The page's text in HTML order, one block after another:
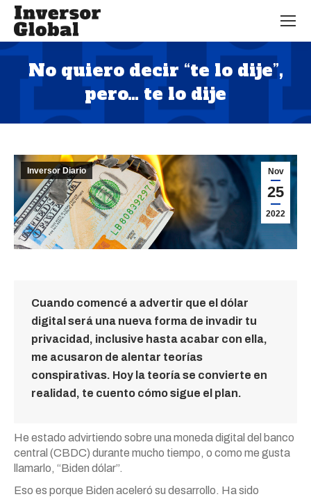
No quiero decir “te lo dije”,
pero… te lo dije
Estás aquí:
Nov
25
2022
Inversor Diario
Cuando comencé a advertir que el dólar
digital será una nueva forma de invadir tu
privacidad, inclusive hasta acabar con ella,
me acusaron de alentar teorías
conspirativas. Hoy la teoría se convierte en
realidad, te cuento cómo sigue el plan.
He estado advirtiendo sobre una moneda digital del banco
central (CBDC) durante mucho tiempo, o como me gusta
llamarlo, “Biden dólar”.
Eso es porque Biden aceleró su desarrollo. Ha sido